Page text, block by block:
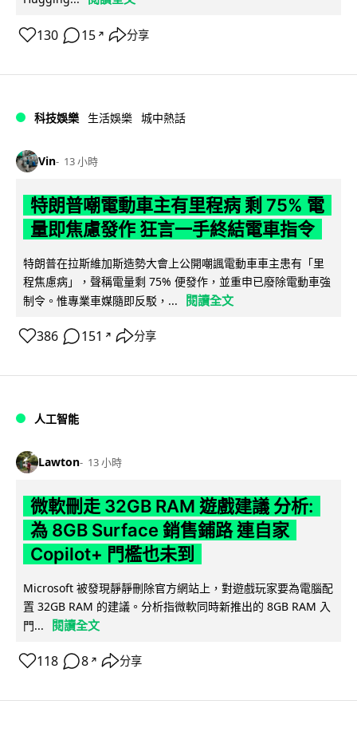
130 15 ↗ 分享
科技娛樂 生活娛樂 城中熱話
Vin 13 小時
特朗普嘲電動車主有里程病 剩 75% 電
量即焦慮發作 狂言一手終結電車指令
特朗普在拉斯維加斯造勢大會上公開嘲諷電動車車主患有「里
程焦慮病」，聲稱電量剩 75% 便發作，並重申已廢除電動車強
制令。惟專業車媒隨即反駁，...
閱讀全文
386 151 ↗ 分享
人工智能
Lawton 13 小時
微軟刪走 32GB RAM 遊戲建議 分析:
為 8GB Surface 銷售鋪路 連自家
Copilot+ 門檻也未到
Microsoft 被發現靜靜刪除官方網站上，對遊戲玩家要為電腦配
置 32GB RAM 的建議。分析指微軟同時新推出的 8GB RAM 入
門...
閱讀全文
118 8 ↗ 分享